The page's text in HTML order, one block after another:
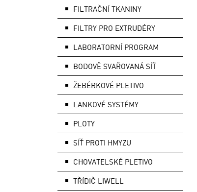
FILTRAČNÍ TKANINY
FILTRY PRO EXTRUDÉRY
LABORATORNÍ PROGRAM
BODOVĚ SVAŘOVANÁ SÍŤ
ŽEBÉRKOVÉ PLETIVO
LANKOVÉ SYSTÉMY
PLOTY
SÍŤ PROTI HMYZU
CHOVATELSKÉ PLETIVO
TŘÍDIČ LIWELL